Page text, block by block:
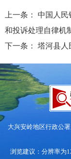
上一条：
中国人民
和投诉处理自律机
下一条：
塔河县人
大兴安岭地区行政公
浏览建议：分辨率为